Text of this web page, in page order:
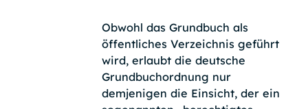
Obwohl das Grundbuch als
öffentliches Verzeichnis geführt
wird, erlaubt die deutsche
Grundbuchordnung nur
demjenigen die Einsicht, der ein